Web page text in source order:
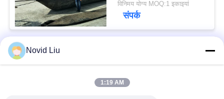
विनिमय योग्य MOQ:1 इकाइयां
संपर्क
लोकप्रिय श्रेणियां
Novid Liu
1:19 AM